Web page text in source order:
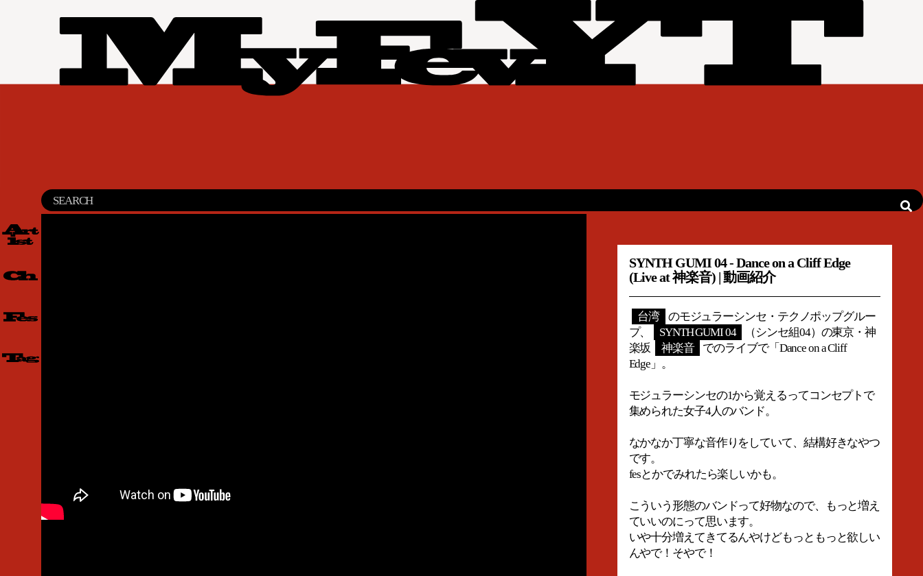
SYNTH GUMI 04 - Dance on a Cliff Edge
(Live at 神楽音) | 動画紹介
台湾
のモジュラーシンセ・テクノポップグルー
プ、
SYNTH GUMI 04
（シンセ組04）の東京・神
楽坂
神楽音
でのライブで「Dance on a Cliff
Edge」。
モジュラーシンセの1から覚えるってコンセプトで
集められた女子4人のバンド。
なかなか丁寧な音作りをしていて、結構好きなやつ
です。
fesとかでみれたら楽しいかも。
こういう形態のバンドって好物なので、もっと増え
ていいのにって思います。
いや十分増えてきてるんやけどもっともっと欲しい
んやで！そやで！